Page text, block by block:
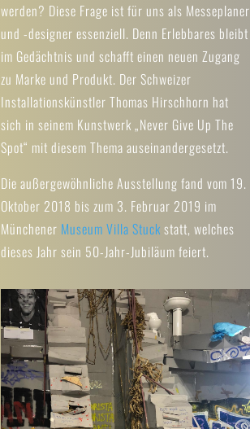
werden? Diese Frage ist für uns als Messeplaner
und -designer essenziell. Denn Erlebbares bleibt
im Gedächtnis und schafft einen neuen Zugang
zu Marke und Produkt. Der Schweizer
Installationskünstler Thomas Hirschhorn hat
sich in seinem Kunstwerk „Never Give Up The
Spot“ mit diesem Thema auseinandergesetzt.
Die außergewöhnliche Ausstellung fand vom 19.
Oktober 2018 bis zum 3. Februar 2019 im
Münchener Museum Villa Stuck statt, welches
dieses Jahr sein 50-Jahr-Jubiläum feiert.